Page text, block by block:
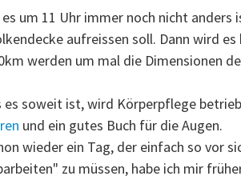
es um 11 Uhr immer noch nicht
aufreissen soll. Dann wird
werden um mal die Dimensionen
es soweit ist, wird Körperpflege
und ein gutes Buch für die Augen.
wieder ein Tag, der einfach so vor
zu müssen, habe ich mir